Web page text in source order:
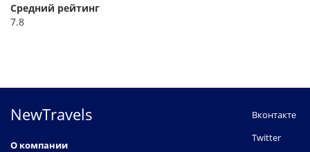
Средний рейтинг
7.8
NewTravels
О компании
Вконтакте
Twitter